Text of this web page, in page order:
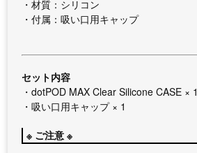
・材質：シリコン
・付属：吸い口用キャップ
セット内容
・dotPOD MAX Clear Silicone CASE × 1
・吸い口用キャップ × 1
※ ご注意 ※